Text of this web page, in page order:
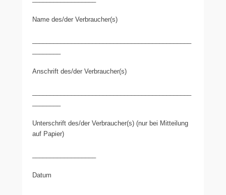
Name des/der Verbraucher(s)
Anschrift des/der Verbraucher(s)
Unterschrift des/der Verbraucher(s) (nur bei Mitteilung
auf Papier)
Datum